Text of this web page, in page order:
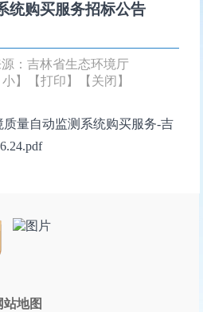
统购买服务招标公告
源：吉林省生态环境厅
小】 【打印】
【关闭】
量自动监测系统购买服务-吉
站地图